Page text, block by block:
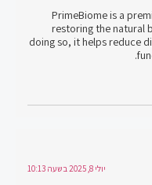
PrimeBiome is a
restoring the natural
doing so, it helps reduce
יולי 8, 2025 בשעה 10:13